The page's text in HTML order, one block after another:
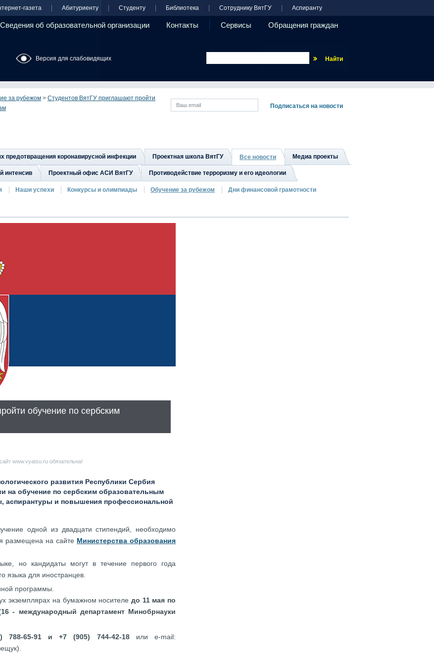
газета Абитуриенту Студенту Библиотека Сотруднику ВятГУ Аспиранту
Сведения об образовательной организации Контакты Сервисы Обращения граждан
Версия для слабовидящих
за рубежом > Студентов ВятГУ приглашают пройти
предотвращения коронавирусной инфекции Проектная школа ВятГУ Все новости Медиа проекты
интенсив Проектный офис АСИ ВятГУ Противодействие терроризму и его идеологии
Наши успехи Конкурсы и олимпиады Обучение за рубежом Дни финансовой грамотности
обучение по сербским
www.vyatsu.ru обязательна!
развития Республики Сербия
на обучение по сербским образовательным
аспирантуры и повышения профессиональной
одной из двадцати стипендий, необходимо
размещена на сайте Министерства образования
но кандидаты могут в течение первого года
языка для иностранцев.
программы.
экземплярах на бумажном носителе до 11 мая по
- международный департамент Минобрнауки
788-65-91 и +7 (905) 744-42-18или е-mail: